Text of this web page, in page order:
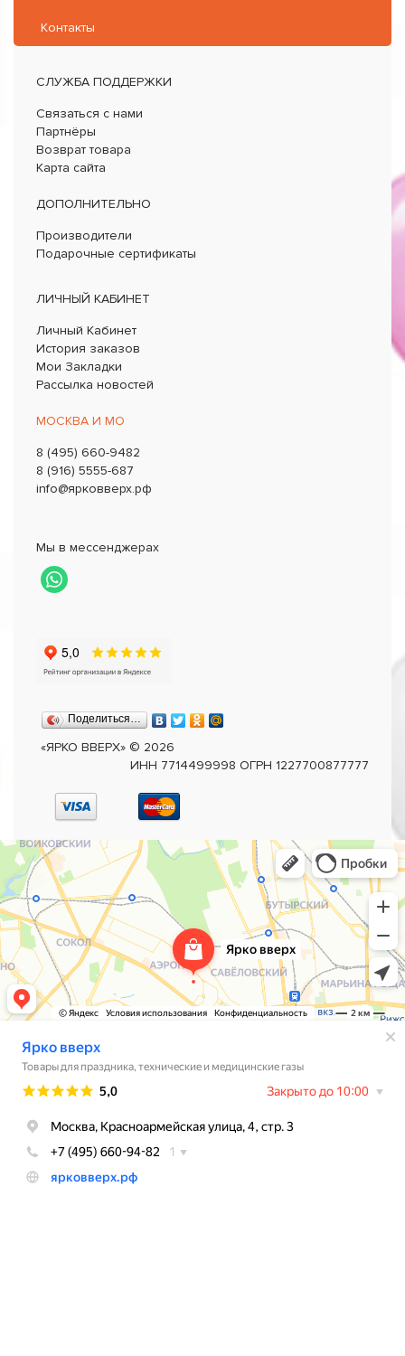
Контакты
СЛУЖБА ПОДДЕРЖКИ
Связаться с нами
Партнёры
Возврат товара
Карта сайта
ДОПОЛНИТЕЛЬНО
Производители
Подарочные сертификаты
ЛИЧНЫЙ КАБИНЕТ
Личный Кабинет
История заказов
Мои Закладки
Рассылка новостей
МОСКВА И МО
8 (495) 660-9482
8 (916) 5555-687
info@ярковверх.рф
Мы в мессенджерах
Поделиться…
«ЯРКО ВВЕРХ» © 2026
ИНН 7714499998 ОГРН 1227700877777